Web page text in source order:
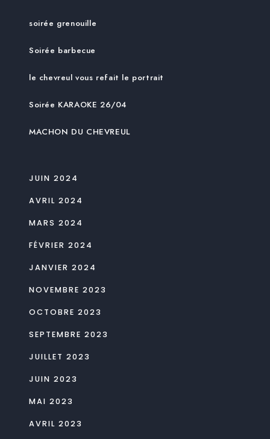
soirée grenouille
Soirée barbecue
le chevreul vous refait le portrait
Soirée KARAOKE 26/04
MACHON DU CHEVREUL
JUIN 2024
AVRIL 2024
MARS 2024
FÉVRIER 2024
JANVIER 2024
NOVEMBRE 2023
OCTOBRE 2023
SEPTEMBRE 2023
JUILLET 2023
JUIN 2023
MAI 2023
AVRIL 2023